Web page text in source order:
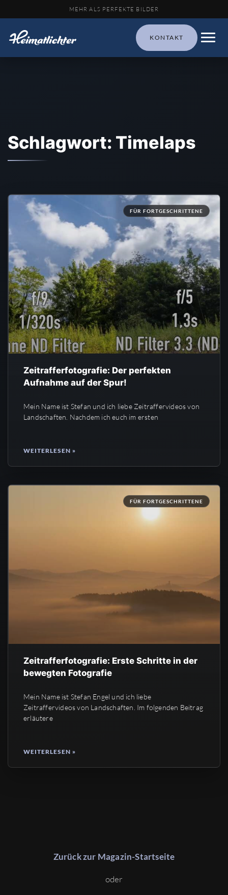
MEHR ALS PERFEKTE BILDER
KONTAKT
Schlagwort: Timelaps
FÜR FORTGESCHRITTENE
Zeitrafferfotografie: Der perfekten
Aufnahme auf der Spur!
Mein Name ist Stefan und ich liebe Zeitraffervideos von
Landschaften. Nachdem ich euch im ersten
WEITERLESEN »
FÜR FORTGESCHRITTENE
Zeitrafferfotografie: Erste Schritte in der
bewegten Fotografie
Mein Name ist Stefan Engel und ich liebe
Zeitraffervideos von Landschaften. Im folgenden Beitrag
erläutere
WEITERLESEN »
Zurück zur Magazin-Startseite
oder